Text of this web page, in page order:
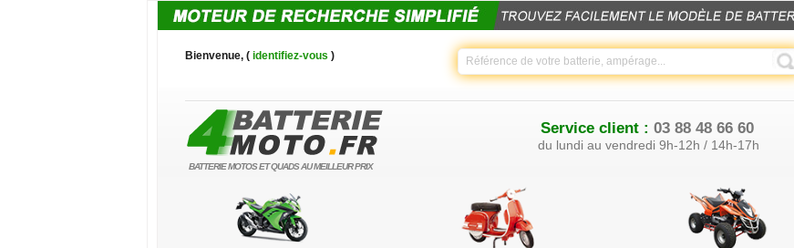
BATTERIE MOTOS ET QUADS AU MEILLEUR PRIX
Service client : 03 88 48 66 60
du lundi au vendredi 9h-12h / 14h-17h
Bienvenue, ( identifiez-vous )